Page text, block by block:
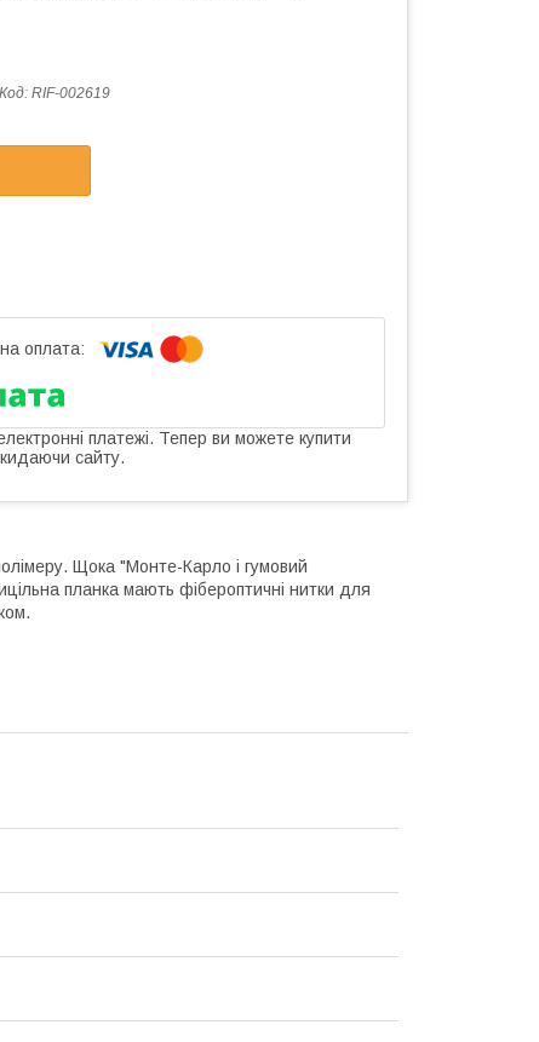
Код: RIF-002619
платежі. Тепер ви можете купити
сайту.
Щока "Монте-Карло і гумовий
планка мають фібероптичні нитки для